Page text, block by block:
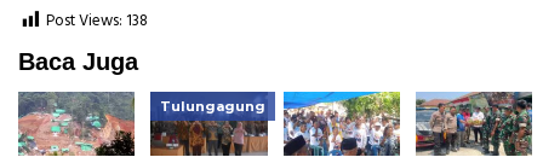
Post Views: 138
Baca Juga
Tulungagung